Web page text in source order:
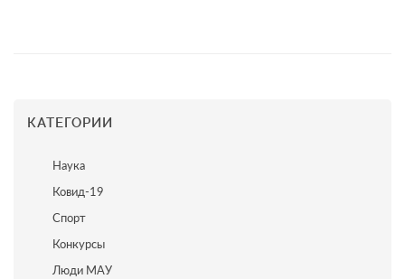
КАТЕГОРИИ
Наука
Ковид-19
Спорт
Конкурсы
Люди МАУ